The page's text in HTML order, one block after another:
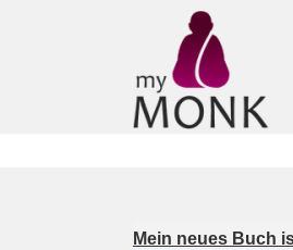
Mein neues Buch